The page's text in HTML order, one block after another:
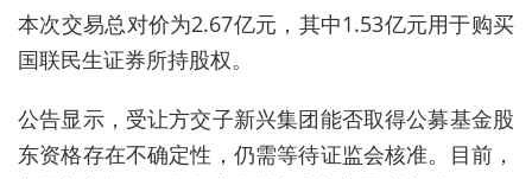
本次交易总对价为2.67亿元， 其中1.53亿元用于购买
国联民生证券所持股权。
公告显示， 受让方交子新兴集团能否取得公募基金股
东资格存在不确定性，仍需等待证监会核准。目前，